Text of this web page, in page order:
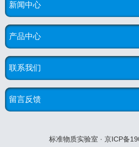
新闻中心
产品中心
联系我们
留言反馈
标准物质实验室 · 京ICP备